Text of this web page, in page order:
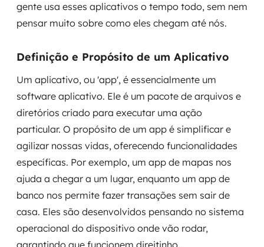
Consultoria de segurança
Simulação de Phishing
Segurança de aplicações e Cloud
gente usa esses aplicativos o tempo todo, sem nem
pensar muito sobre como eles chegam até nós.
Definição e Propósito de um Aplicativo
Um aplicativo, ou 'app', é essencialmente um
software aplicativo. Ele é um pacote de arquivos e
diretórios criado para executar uma ação
particular. O propósito de um app é simplificar e
agilizar nossas vidas, oferecendo funcionalidades
específicas. Por exemplo, um app de mapas nos
ajuda a chegar a um lugar, enquanto um app de
banco nos permite fazer transações sem sair de
casa. Eles são desenvolvidos pensando no sistema
operacional do dispositivo onde vão rodar,
garantindo que funcionem direitinho.